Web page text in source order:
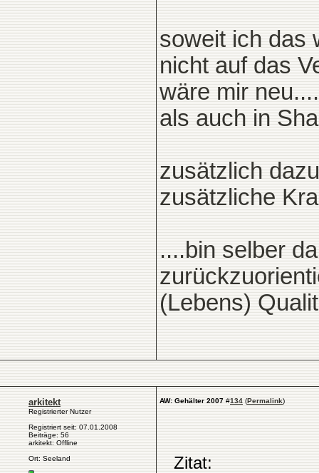
soweit ich das
nicht auf das
wäre mir
als auch in
zusätzlich
zusätzliche
....bin selber
(Lebens)
arkitekt
Registrierter Nutzer
Registriert seit: 07.01.2008
Beiträge: 56
arkitekt: Offline
Ort: Seeland
AW: Gehälter 2007 #134 (Permalink)
Zitat: